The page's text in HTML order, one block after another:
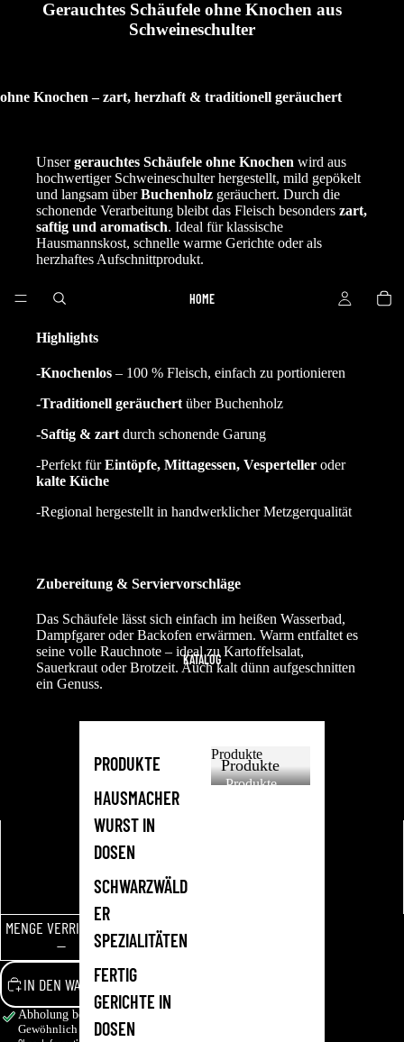
HOME
KATALOG
PRODUKTE
HAUSMACHER
WURST IN
DOSEN
SCHWARZWÄLD
ER
SPEZIALITÄTEN
FERTIG
GERICHTE IN
DOSEN
Produkte
Produkte
Produkte
Gerauchtes Schäufele ohne Knochen aus
Schweineschulter
ohne Knochen – zart, herzhaft & traditionell geräuchert
Unsergerauchtes Schäufele ohne Knochen wird aus
hochwertiger Schweineschulter hergestellt, mild gepökelt
und langsam überBuchenholz geräuchert. Durch die
schonende Verarbeitung bleibt das Fleisch besonders zart,
saftig und aromatisch. Ideal für klassische
Hausmannskost, schnelle warme Gerichte oder als
herzhaftes Aufschnittprodukt.
Highlights
-Knochenlos – 100 % Fleisch, einfach zu portionieren
-Traditionell geräuchert über Buchenholz
-Saftig & zart durch schonende Garung
-Perfekt fürEintöpfe, Mittagessen, Vesperteller oder
kalte Küche
-Regional hergestellt in handwerklicher Metzgerqualität
Zubereitung & Serviervorschläge
Das Schäufele lässt sich einfach im heißen Wasserbad,
Dampfgarer oder Backofen erwärmen. Warm entfaltet es
seine volle Rauchnote – ideal zu Kartoffelsalat,
Sauerkraut oder Brotzeit. Auch kalt dünn aufgeschnitten
ein Genuss.
Gewicht
1.5 Kg
MENGE VERRINGERN MENGE ERHÖHEN
IN DEN WARENKORB LEGEN
Abholung bei
Gewöhnlich fertig in 1 Stunde